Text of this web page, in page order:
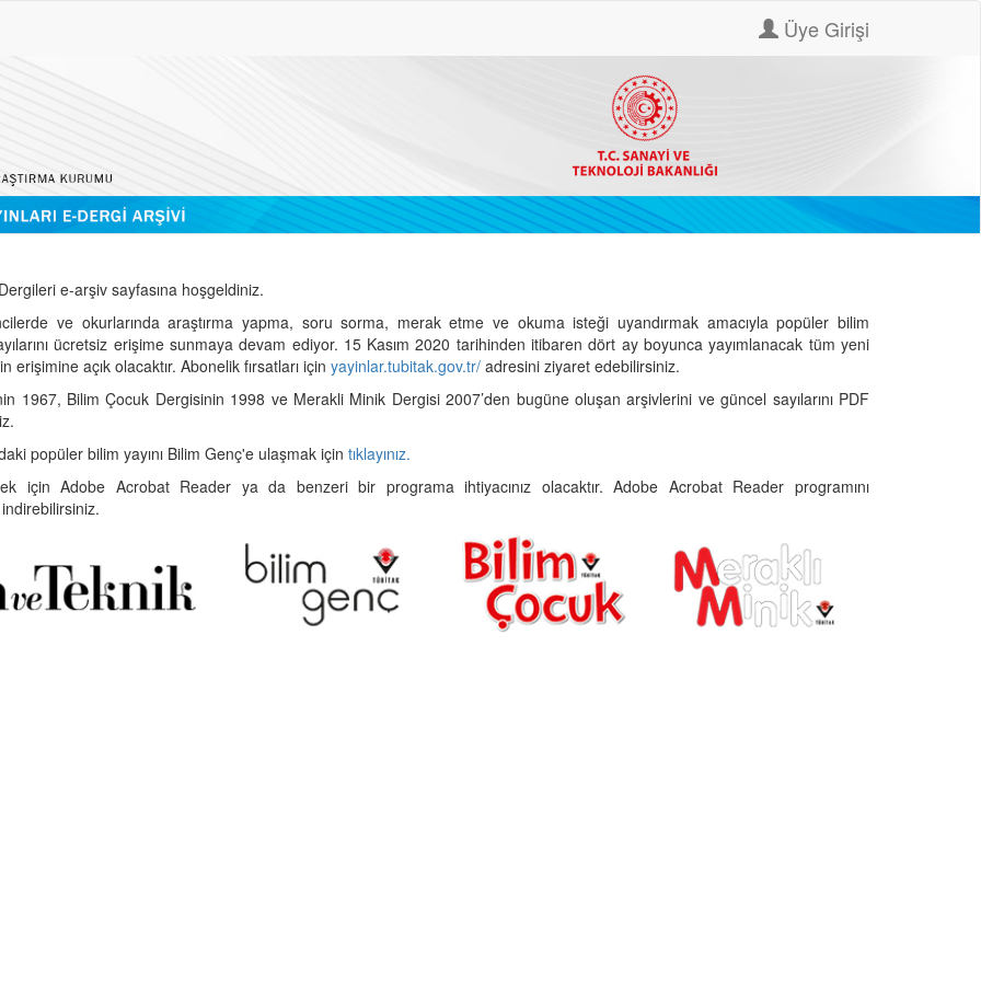
Üye Girişi
e-arşiv sayfasına hoşgeldiniz.
ve okurlarında araştırma yapma, soru sorma, merak etme ve okuma isteği uyandırmak amacıyla popüler bilim
ücretsiz erişime sunmaya devam ediyor. 15 Kasım 2020 tarihinden itibaren dört ay boyunca yayımlanacak tüm yeni
erişimine açık olacaktır. Abonelik fırsatları için yayinlar.tubitak.gov.tr/ adresini ziyaret edebilirsiniz.
1967, Bilim Çocuk Dergisinin 1998 ve Merakli Minik Dergisi 2007’den bugüne oluşan arşivlerini ve güncel sayılarını PDF
popüler bilim yayını Bilim Genç'e ulaşmak için tıklayınız.
için Adobe Acrobat Reader ya da benzeri bir programa ihtiyacınız olacaktır. Adobe Acrobat Reader programını